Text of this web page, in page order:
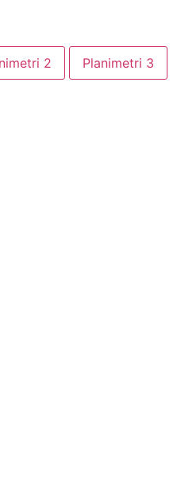
2 Planimetri 3